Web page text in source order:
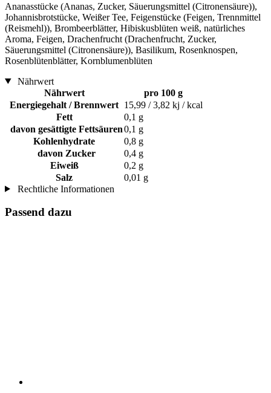
Ananasstücke (Ananas, Zucker, Säuerungsmittel (Citronensäure)),
Johannisbrotstücke, Weißer Tee, Feigenstücke (Feigen, Trennmittel
(Reismehl)), Brombeerblätter, Hibiskusblüten weiß, natürliches
Aroma, Feigen, Drachenfrucht (Drachenfrucht, Zucker,
Säuerungsmittel (Citronensäure)), Basilikum, Rosenknospen,
Rosenblütenblätter, Kornblumenblüten
Nährwert
Nährwert
pro 100 g
Energiegehalt / Brennwert 15,99 / 3,82 kj / kcal
Fett
0,1 g
davon gesättigte Fettsäuren0,1 g
Kohlenhydrate
0,8 g
davon Zucker
0,4 g
Eiweiß
0,2 g
Salz
0,01 g
Rechtliche Informationen
Passend dazu